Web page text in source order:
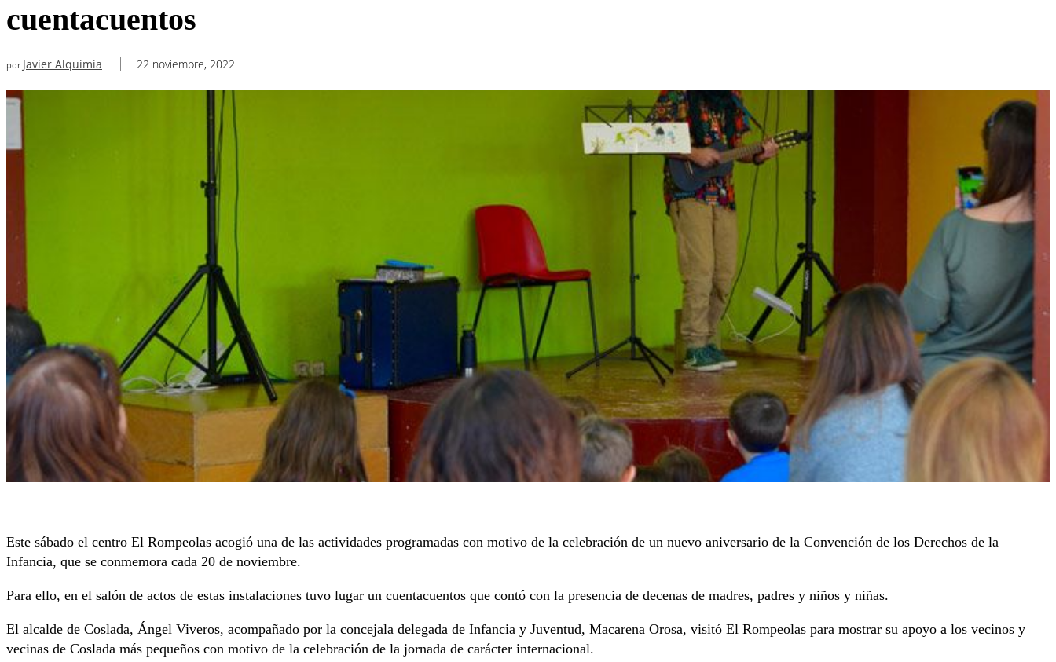
cuentacuentos
por Javier Alquimia 22 noviembre, 2022
Este sábado el centro El Rompeolas acogió una de las actividades programadas con motivo de la celebración de un nuevo aniversario de la Convención de los Derechos de la
Infancia, que se conmemora cada 20 de noviembre.
Para ello, en el salón de actos de estas instalaciones tuvo lugar un cuentacuentos que contó con la presencia de decenas de madres, padres y niños y niñas.
El alcalde de Coslada, Ángel Viveros, acompañado por la concejala delegada de Infancia y Juventud, Macarena Orosa, visitó El Rompeolas para mostrar su apoyo a los vecinos y
vecinas de Coslada más pequeños con motivo de la celebración de la jornada de carácter internacional.